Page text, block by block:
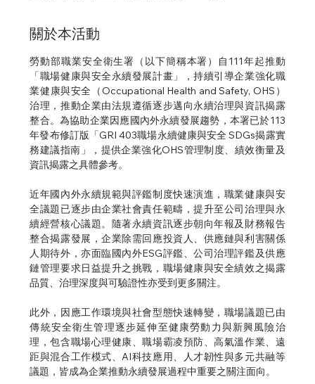
關於本活動
勞動部職業安全衛生署（以下簡稱本署）自111年起推動
「職場健康與安全永續發展計畫」，持續引導企業強化職
業健康與安全（Occupational Health and Safety, OHS）
治理，推動企業由法規遵循逐步邁向永續治理與資訊揭露
整合。為協助企業因應國內外永續發展趨勢，本署已於113
年發布修訂版「GRI 403職場永續健康與安全 SDGs揭露實
務建議指南」，提供企業強化OHS管理制度、績效衡量及
資訊揭露之具體參考。
近年國內外永續規範與評鑑制度快速演進，職業健康與安
全議題已逐步由企業社會責任範疇，提升至公司治理與永
續經營核心議題。隨著永續資訊逐步朝向年報及財務報告
整合揭露發展，企業除需回應投資人、供應鏈與利害關係
人期待外，亦面臨國內外ESG評鑑、公司治理評鑑及供應
鏈管理要求日益提升之挑戰，職場健康與安全績效之揭露
品質、治理深度與可驗證性亦受到更多關注。
此外，因應工作環境與社會型態快速轉變，職場議題已由
傳統安全衛生管理逐步延伸至健康勞動力與新興風險治
理，包含職場心理健康、職場霸凌預防、高氣溫作業、遠
距與混合工作模式、AI科技應用、人才韌性與多元共融等
議題，皆成為企業推動永續發展過程中重要之關注面向。